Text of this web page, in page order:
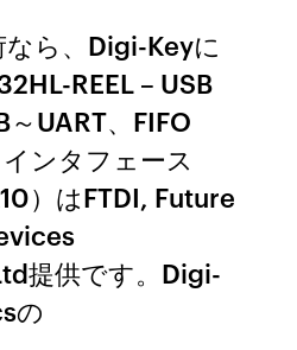
ら、Digi-Keyに
REEL – USB
UART、FIFO
ンタフェース
）はFTDI, Future
提供です。Digi-
の